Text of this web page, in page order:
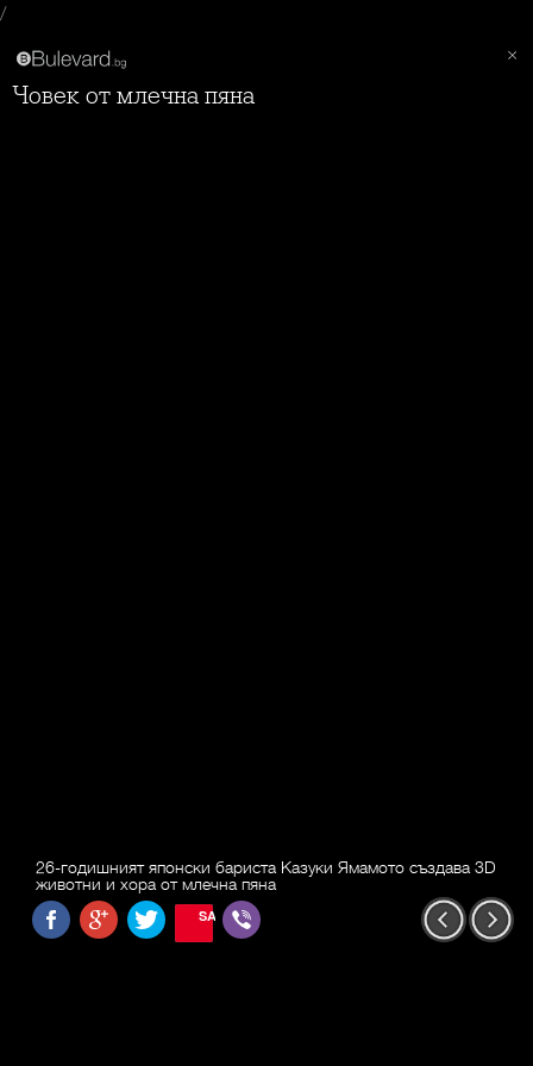
/
Човек от млечна пяна
26-годишният японски бариста Казуки Ямамото създава 3D
животни и хора от млечна пяна
SAVE